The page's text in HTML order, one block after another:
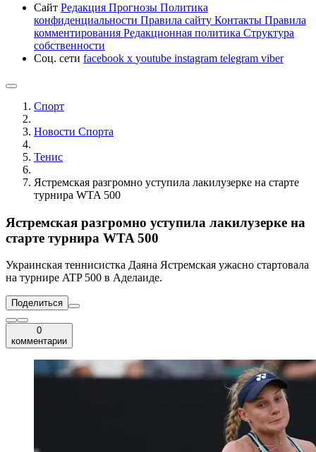
Сайт Редакция Прогнозы Политика
конфиденциальности Правила сайту Контакты Правила
комментирования Редакционная политика Структура
собственности
Соц. сети facebook x youtube instagram telegram viber
Спорт
Новости Cпорта
Тенис
Ястремская разгромно уступила лакилузерке на старте
турнира WTA 500
Ястремская разгромно уступила лакилузерке на
старте турнира WTA 500
Украинская теннисистка Даяна Ястремская ужасно стартовала
на турнире ATP 500 в Аделаиде.
Поделиться
0
комментарии